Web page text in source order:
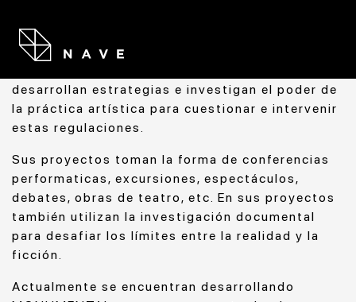
los supuestos que se dan por sentado, que rigen
el comportamiento social y dan forma a
desarrollan estrategias e investigan el poder de
la práctica artística para cuestionar e intervenir
estas regulaciones.
Sus proyectos toman la forma de conferencias
performaticas, excursiones, espectáculos,
debates, obras de teatro, etc. En sus proyectos
también utilizan la investigación documental
para desafiar los límites entre la realidad y la
ficción.
Actualmente se encuentran desarrollando